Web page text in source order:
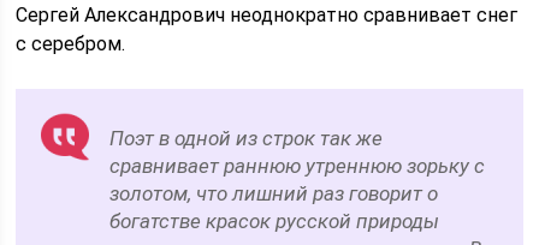
Сергей Александрович неоднократно сравнивает снег
с серебром.
Поэт в одной из строк так же
сравнивает раннюю утреннюю зорьку с
золотом, что лишний раз говорит о
богатстве красок русской природы